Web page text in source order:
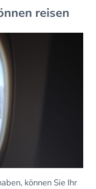
reisen
können Sie Ihr